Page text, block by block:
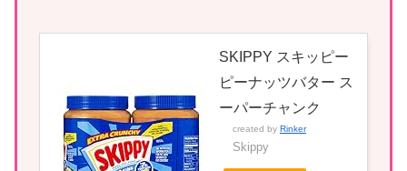
SKIPPY スキッピー
ピーナッツバター ス
ーパーチャンク
created by Rinker
Skippy